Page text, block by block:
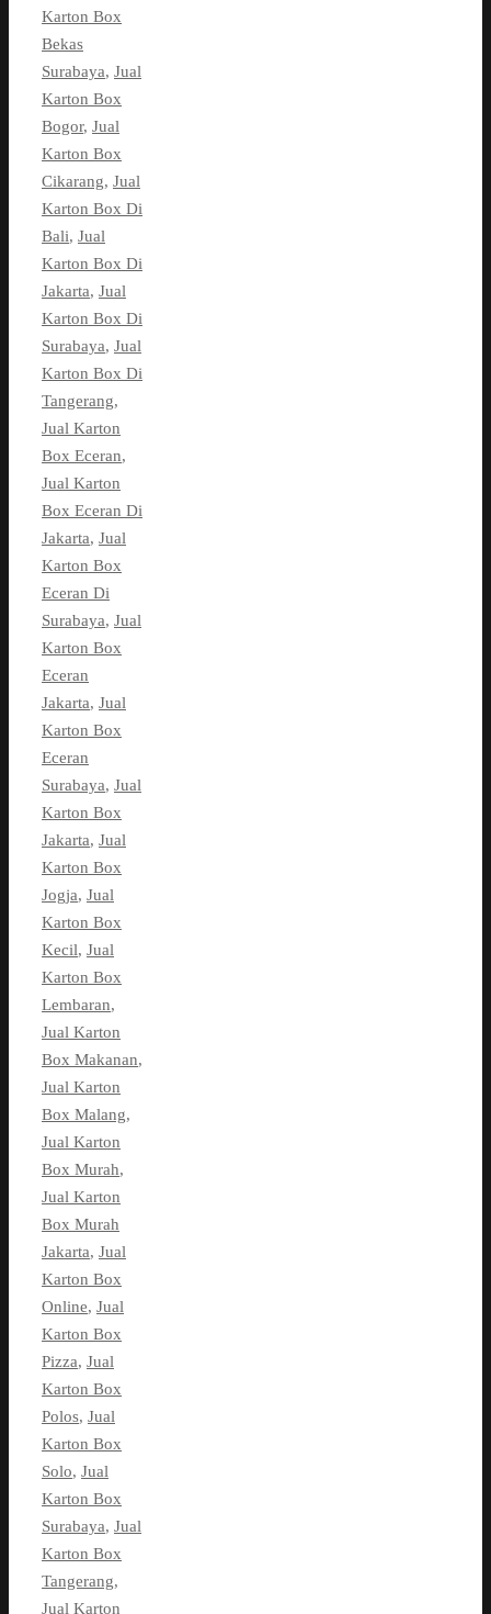
Karton Box
Bekas
Surabaya, Jual
Karton Box
Bogor, Jual
Karton Box
Cikarang, Jual
Karton Box Di
Bali, Jual
Karton Box Di
Jakarta, Jual
Karton Box Di
Surabaya, Jual
Karton Box Di
Tangerang,
Jual Karton
Box Eceran,
Jual Karton
Box Eceran Di
Jakarta, Jual
Karton Box
Eceran Di
Surabaya, Jual
Karton Box
Eceran
Jakarta, Jual
Karton Box
Eceran
Surabaya, Jual
Karton Box
Jakarta, Jual
Karton Box
Jogja, Jual
Karton Box
Kecil, Jual
Karton Box
Lembaran,
Jual Karton
Box Makanan,
Jual Karton
Box Malang,
Jual Karton
Box Murah,
Jual Karton
Box Murah
Jakarta, Jual
Karton Box
Online, Jual
Karton Box
Pizza, Jual
Karton Box
Polos, Jual
Karton Box
Solo, Jual
Karton Box
Surabaya, Jual
Karton Box
Tangerang,
Jual Karton